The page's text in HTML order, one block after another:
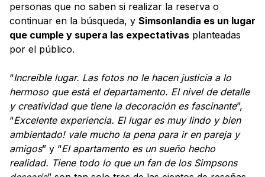
personas que no saben si realizar la reserva o
continuar en la búsqueda, y Simsonlandia es un lugar
que cumple y supera las expectativas planteadas
por el público.
“Increíble lugar. Las fotos no le hacen justicia a lo
hermoso que está el departamento. El nivel de detalle
y creatividad que tiene la decoración es fascinante”,
“Excelente experiencia. El lugar es muy lindo y bien
ambientado! vale mucho la pena para ir en pareja y
amigos” y “El apartamento es un sueño hecho
realidad. Tiene todo lo que un fan de los Simpsons